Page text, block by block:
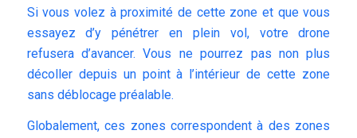
Si vous volez à proximité de cette zone et que vous
essayez d’y pénétrer en plein vol, votre drone
refusera d’avancer. Vous ne pourrez pas non plus
décoller depuis un point à l’intérieur de cette zone
sans déblocage préalable.
Globalement, ces zones correspondent à des zones